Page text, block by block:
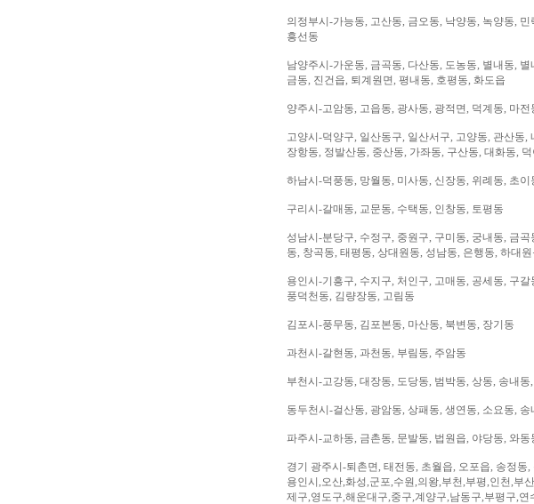
의정부시-가능동, 고산동, 금오동, 낙양동, 녹양동,
흥선동
남양주시-가운동, 금곡동, 다산동, 도농동, 별내동,
금동, 진건읍, 퇴계원면, 평내동, 호평동, 화도읍
양주시-고암동, 고읍동, 광사동, 광적면, 덕계동, 마
고양시-덕양구, 일산동구, 일산서구, 고양동, 관산동
장항동, 정발산동, 중산동, 가좌동, 구산동, 대화동,
하남시-덕풍동, 망월동, 미사동, 신장동, 위례동, 초이
구리시-갈매동, 교문동, 수택동, 인창동, 토평동
성남시-분당구, 수정구, 중원구, 구미동, 궁내동, 금
동, 창곡동, 태평동, 상대원동, 성남동, 은행동, 하대
용인시-기흥구, 수지구, 처인구, 고매동, 공세동, 구
풍덕천동, 김량장동, 고림동
김포시-풍무동, 김포본동, 마산동, 북변동, 장기동
과천시-갈현동, 과천동, 부림동, 주암동
부천시-고강동, 대장동, 도당동, 범박동, 상동, 송내동
동두천시-걸산동, 광암동, 상패동, 생연동, 소요동,
파주시-교하동, 금촌동, 문발동, 법원읍, 야당동, 와동
경기 광주시-퇴촌면, 태전동, 초월읍, 오포읍, 송정동,
용인시,오산,화성,군포,수원,의왕,부천,부평,인천,부
제구,영도구,해운대구,중구,계양구,남동구,부평구,